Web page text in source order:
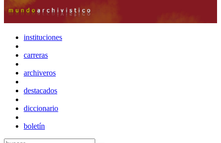
instituciones
carreras
archiveros
destacados
diccionario
boletín